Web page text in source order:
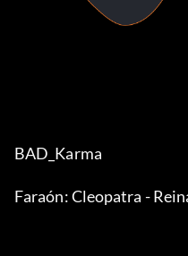
BAD_Karma
Faraón: Cleopatra -